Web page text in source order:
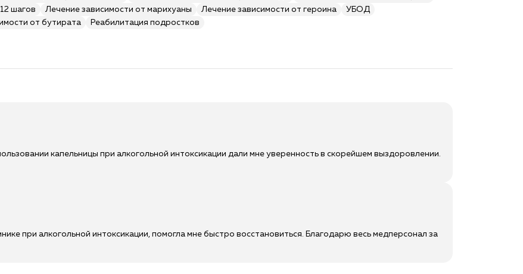
шагов Лечение зависимости от марихуаны Лечение зависимости от героина
УБОД
от бутирата Реабилитация подростков
капельницы при алкогольной интоксикации дали мне уверенность в скорейшем выздоровлении.
при алкогольной интоксикации, помогла мне быстро восстановиться. Благодарю весь медперсонал за